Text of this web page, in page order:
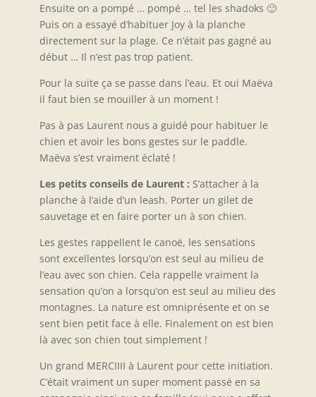
Ensuite on a pompé … pompé … tel les shadoks 🙂
Puis on a essayé d’habituer Joy à la planche
directement sur la plage. Ce n’était pas gagné au
début … Il n’est pas trop patient.
Pour la suite ça se passe dans l’eau. Et oui Maëva
il faut bien se mouiller à un moment !
Pas à pas Laurent nous a guidé pour habituer le
chien et avoir les bons gestes sur le paddle.
Maëva s’est vraiment éclaté !
Les petits conseils de Laurent : S’attacher à la
planche à l’aide d’un leash. Porter un gilet de
sauvetage et en faire porter un à son chien.
Les gestes rappellent le canoë, les sensations
sont excellentes lorsqu’on est seul au milieu de
l’eau avec son chien. Cela rappelle vraiment la
sensation qu’on a lorsqu’on est seul au milieu des
montagnes. La nature est omniprésente et on se
sent bien petit face à elle. Finalement on est bien
là avec son chien tout simplement !
Un grand MERCIIII à Laurent pour cette initiation.
C’était vraiment un super moment passé en sa